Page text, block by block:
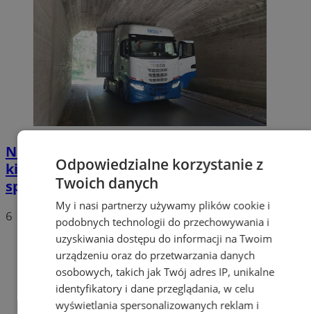
Nietypowa akcja w Zabrzu. Turecki
kierowca ciężarówki nie mógł wydostać się
spod wiaduktów
6
Odpowiedzialne korzystanie z
Twoich danych
My i nasi partnerzy używamy plików cookie i
podobnych technologii do przechowywania i
uzyskiwania dostępu do informacji na Twoim
urządzeniu oraz do przetwarzania danych
osobowych, takich jak Twój adres IP, unikalne
identyfikatory i dane przeglądania, w celu
wyświetlania spersonalizowanych reklam i